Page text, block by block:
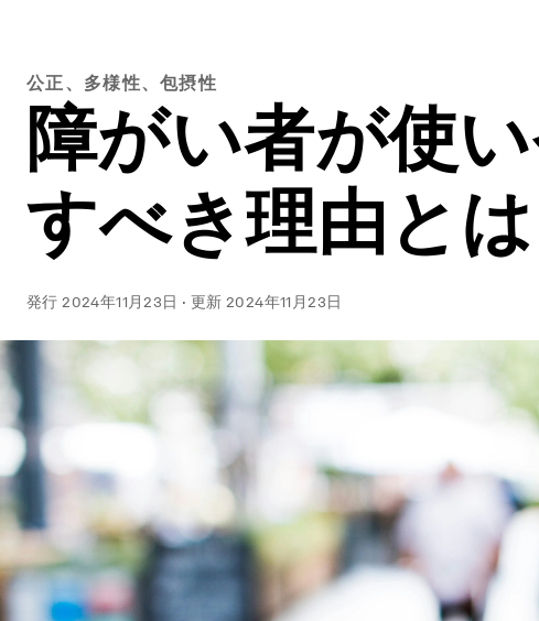
公正、多様性、包摂性
障がい者が使
すべき理由とは
発行2024年11月23日 · 更新2024年11月23日